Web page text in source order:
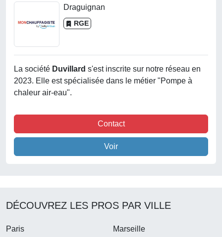
Draguignan
RGE
La société Duvillard s'est inscrite sur notre réseau en
2023. Elle est spécialisée dans le métier "Pompe à
chaleur air-eau".
Contact
Voir
DÉCOUVREZ LES PROS PAR VILLE
Paris
Marseille